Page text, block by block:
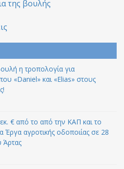
της βουλής
η τροπολογία για
«Daniel» και «Elias» στους
€ από το από την ΚΑΠ και το
Έργα αγροτικής οδοποιίας σε 28
Άρτας